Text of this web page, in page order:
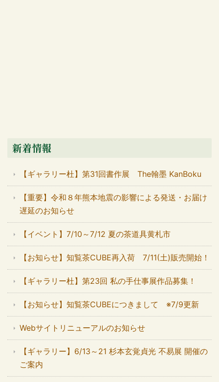
新着情報
【ギャラリー杜】第31回書作展 The翰墨 KanBoku
【重要】令和８年熊本地震の影響による発送・お届け
遅延のお知らせ
【イベント】7/10～7/12 夏の茶道具黄札市
【お知らせ】知覧茶CUBE再入荷 7/11(土)販売開始！
【ギャラリー杜】第23回 私の手仕事展作品募集！
【お知らせ】知覧茶CUBEにつきまして ※7/9更新
Webサイトリニューアルのお知らせ
【ギャラリー】6/13～21 杉本玄覚貞光 不易展 開催の
ご案内